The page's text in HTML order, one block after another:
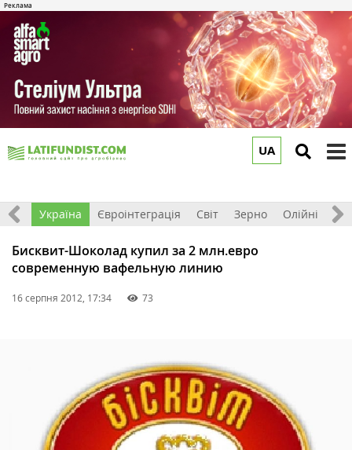
UA
Все Україна Євроінтеграція Світ Зерно Олійні
Бисквит-Шоколад купил за 2 млн.евро
современную вафельную линию
16 серпня 2012, 17:34 73